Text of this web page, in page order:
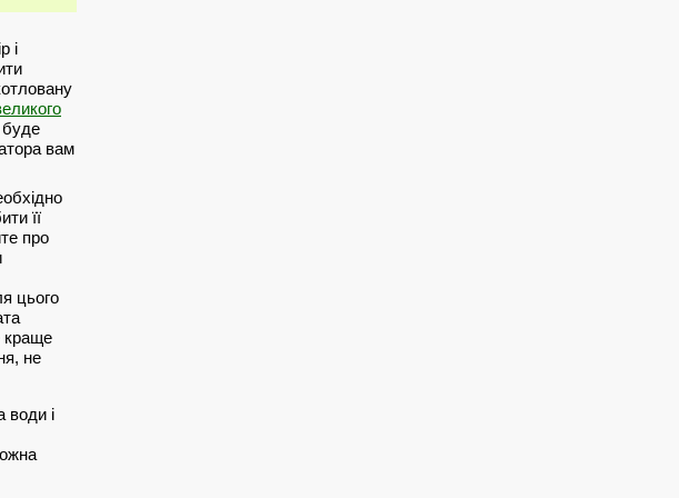
і
буде
вам
її
про
цього
краще
не
води і